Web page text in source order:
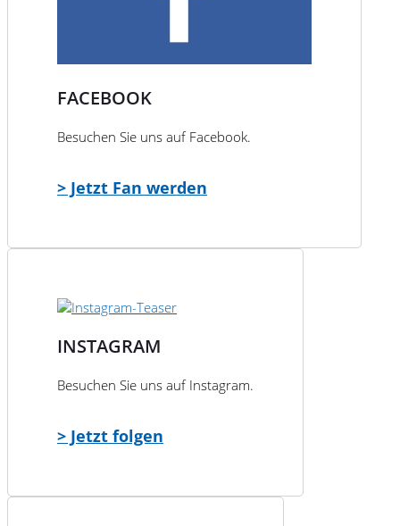
FACEBOOK
Besuchen Sie uns auf Facebook.
> Jetzt Fan werden
INSTAGRAM
Besuchen Sie uns auf Instagram.
> Jetzt folgen